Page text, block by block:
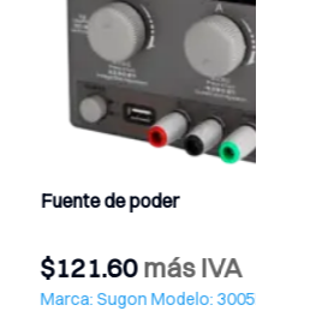
30V / 5A Múltiples